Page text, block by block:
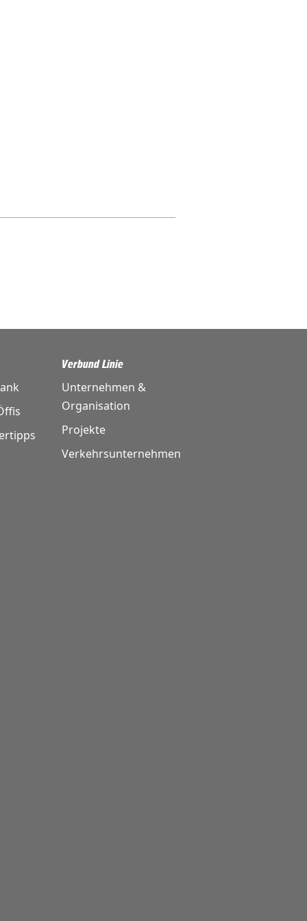
Verbund Linie
Unternehmen &
Organisation
Projekte
Verkehrsunternehmen